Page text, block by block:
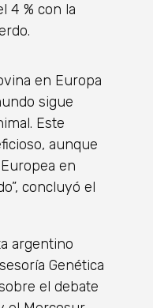
4 % con la
en Europa
sigue
Este
aunque
en
concluyó el
argentino
Genética
el debate